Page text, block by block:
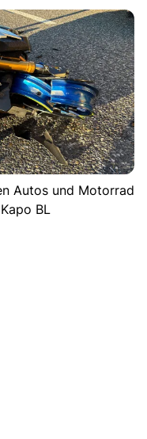
Autos und Motorrad
BL